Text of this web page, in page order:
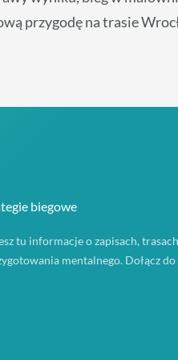
przygodę na trasie
biegowe
tu informacje o zapisach,
mentalnego. Dołącz do